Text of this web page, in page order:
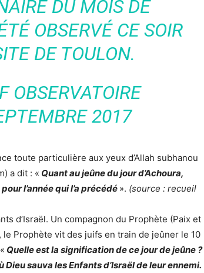
DU MOIS DE
OBSERVÉ CE SOIR
DE TOULON.
OBSERVATOIRE
2017
toute particulière aux yeux d’Allah subhanou
a dit : « Quant au jeûne du jour d’Achoura,
l’année qui l’a précédé ». (source : recueil
d’Israël. Un compagnon du Prophète (Paix et
Prophète vit des juifs en train de jeûner le 10
Quelle est la signification de ce jour de jeûne ?
Dieu sauva les Enfants d’Israël de leur ennemi.